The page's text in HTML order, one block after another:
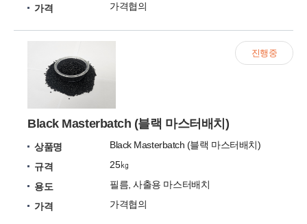
가격
가격협의
Black Masterbatch (블랙 마스터배치)
상품명
Black Masterbatch (블랙 마스터배치)
규격
25㎏
용도
필름, 사출용 마스터배치
가격
가격협의
진행중